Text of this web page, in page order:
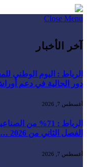
Close Menu
آخر الأخبار
الرباط : اليوم الوطني
دور الجالية في دعم أوراش
أغسطس 7, 2026
الرباط : 71% من
الفصل الثاني من 2026 …
أغسطس 7, 2026